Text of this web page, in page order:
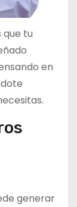
que tu
en
generar